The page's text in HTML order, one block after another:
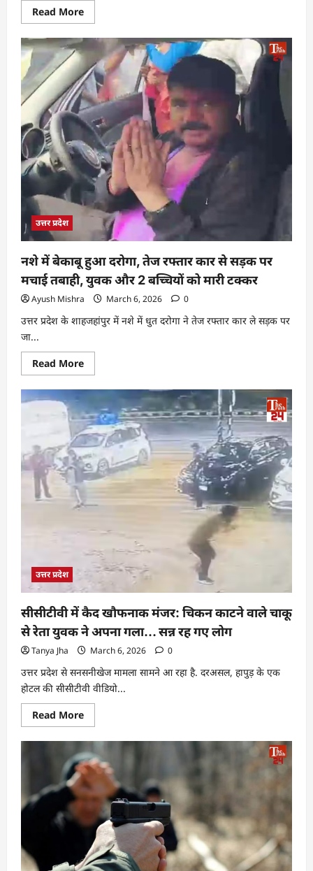
Read More
उत्तर प्रदेश
नशे में बेकाबू हुआ दरोगा, तेज रफ्तार कार से सड़क पर
मचाई तबाही, युवक और 2 बच्चियों को मारी टक्कर
Ayush Mishra March 6, 2026 0
उत्तर प्रदेश के शाहजहांपुर में नशे में धुत दरोगा ने तेज रफ्तार कार ले सड़क पर
जा...
Read More
उत्तर प्रदेश
सीसीटीवी में कैद खौफनाक मंजर: चिकन काटने वाले चाकू
से रेता युवक ने अपना गला… सन्न रह गए लोग
Tanya Jha March 6, 2026 0
उत्तर प्रदेश से सनसनीखेज मामला सामने आ रहा है. दरअसल, हापुड़ के एक
होटल की सीसीटीवी वीडियो...
Read More